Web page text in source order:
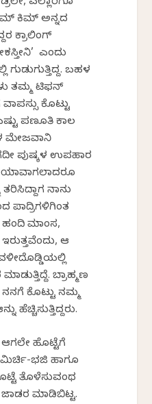
ಎಲ್ಲಾರಿಗೂ
ಕಿಮ್ ಅನ್ನದ
ಕ್ರಾಲಿಂಗ್
ಎಂದು
ಬಹಳ
ತಮ್ಮ ಟಿಫನ್
ಕೊಟ್ಟು
ಪಣೂತಿ ಕಾಲ
ಮೇಜವಾನಿ
ಪುಷ್ಕಳ ಉಪಹಾರ
ಯಾವಾಗಲಾದರೂ
ನಾನು
ಪಾದ್ರಿಗಳಿಗಿಂತ
ಹಂದಿ ಮಾಂಸ,
ಆ
ಬ್ರಾಹ್ಮಣ
ನನಗೆ ಕೊಟ್ಟು ನಮ್ಮ
ಆಗಲೇ ಹೊಟ್ಟೆಗೆ
ಮಿರ್ಚಿ-ಭಜಿ ಹಾಗೂ
ತೊಳೆಸುವಂಥ
ಮಾಡಿಬಿಟ್ಟ.